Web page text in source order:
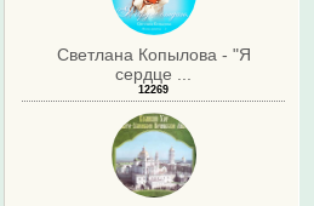
Светлана Копылова - "Я
сердце ...
12269